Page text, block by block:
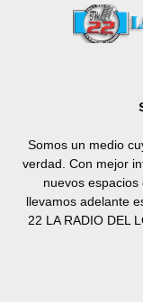
Somos un medio
verdad. Con mejor
nuevos
llevamos adelante
22 LA RADIO DEL